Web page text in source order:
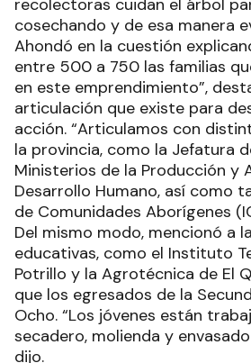
recolectoras cuidan el árbol
cosechando y de esa manera
Ahondó en la cuestión
entre 500 a 750 las familias
en este emprendimiento”,
articulación que existe para
acción. “Articulamos con
la provincia, como la Jefatura
Ministerios de la Producción y
Desarrollo Humano, así como
de Comunidades Aborígenes
Del mismo modo, mencionó a
educativas, como el Instituto
Potrillo y la Agrotécnica de El
que los egresados de la
Ocho. “Los jóvenes están
secadero, molienda y
dijo.